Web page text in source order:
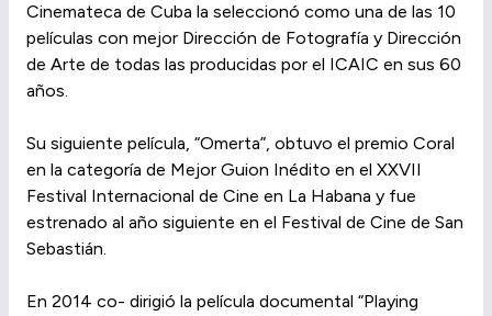
Cinemateca de Cuba la seleccionó como una de las 10
películas con mejor Dirección de Fotografía y Dirección
de Arte de todas las producidas por el ICAIC en sus 60
años.
Su siguiente película, “Omerta”, obtuvo el premio Coral
en la categoría de Mejor Guion Inédito en el XXVII
Festival Internacional de Cine en La Habana y fue
estrenado al año siguiente en el Festival de Cine de San
Sebastián.
En 2014 co- dirigió la película documental “Playing